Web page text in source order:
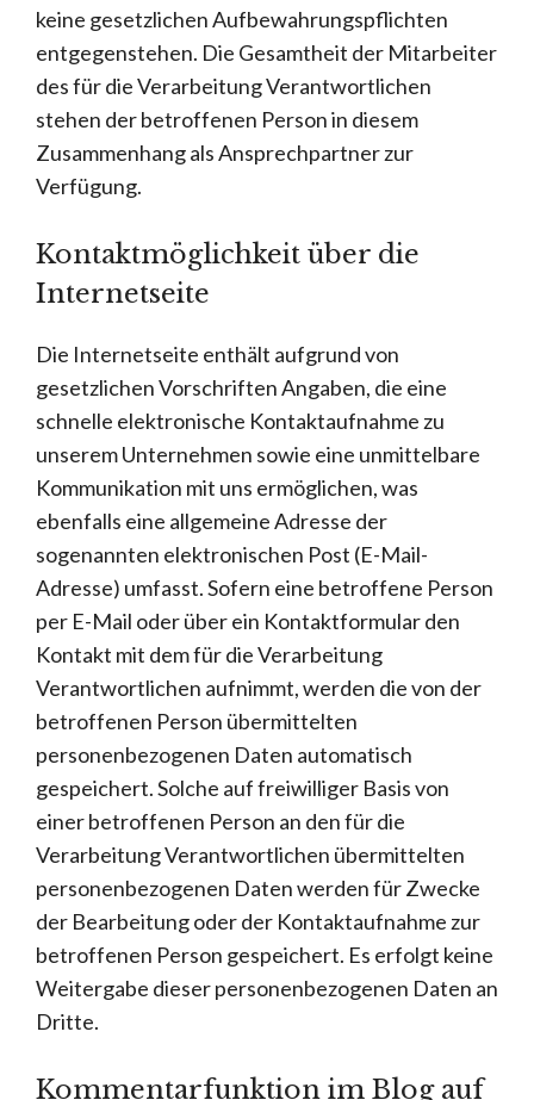
keine gesetzlichen Aufbewahrungspflichten
entgegenstehen. Die Gesamtheit der Mitarbeiter
des für die Verarbeitung Verantwortlichen
stehen der betroffenen Person in diesem
Zusammenhang als Ansprechpartner zur
Verfügung.
Kontaktmöglichkeit über die
Internetseite
Die Internetseite enthält aufgrund von
gesetzlichen Vorschriften Angaben, die eine
schnelle elektronische Kontaktaufnahme zu
unserem Unternehmen sowie eine unmittelbare
Kommunikation mit uns ermöglichen, was
ebenfalls eine allgemeine Adresse der
sogenannten elektronischen Post (E-Mail-
Adresse) umfasst. Sofern eine betroffene Person
per E-Mail oder über ein Kontaktformular den
Kontakt mit dem für die Verarbeitung
Verantwortlichen aufnimmt, werden die von der
betroffenen Person übermittelten
personenbezogenen Daten automatisch
gespeichert. Solche auf freiwilliger Basis von
einer betroffenen Person an den für die
Verarbeitung Verantwortlichen übermittelten
personenbezogenen Daten werden für Zwecke
der Bearbeitung oder der Kontaktaufnahme zur
betroffenen Person gespeichert. Es erfolgt keine
Weitergabe dieser personenbezogenen Daten an
Dritte.
Kommentarfunktion im Blog auf